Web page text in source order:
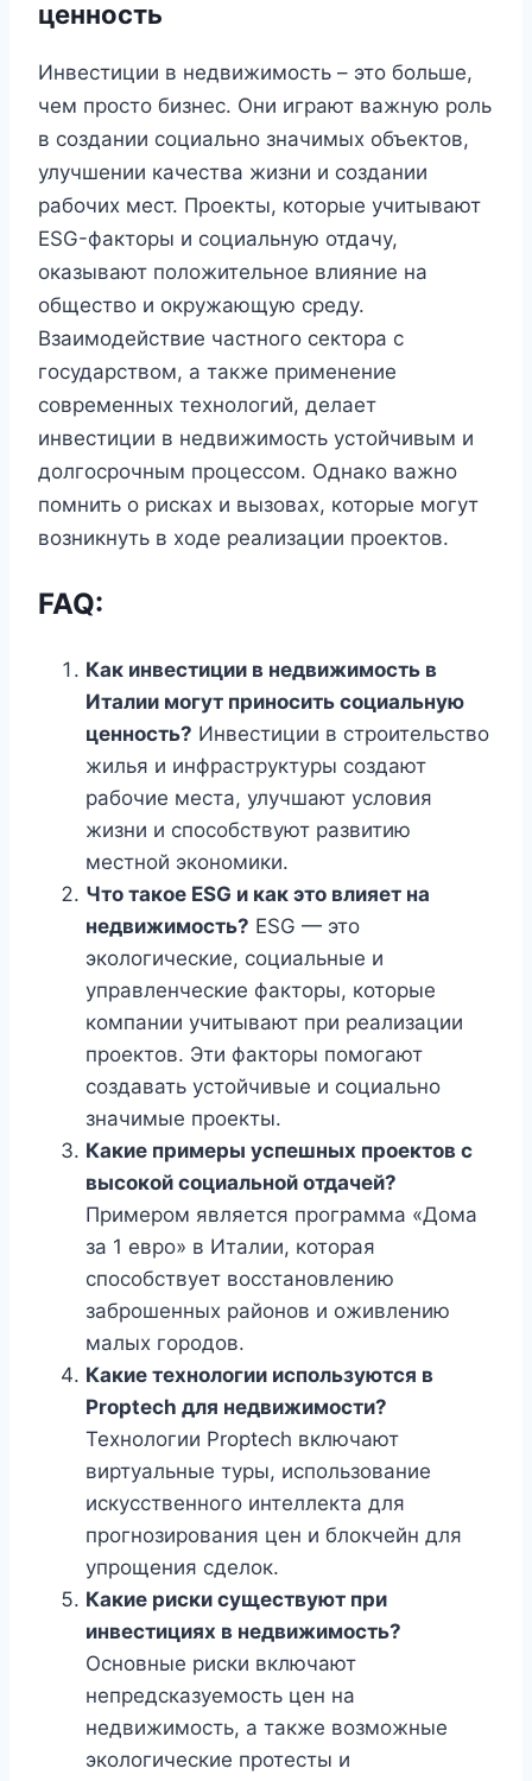
ценность
Инвестиции в недвижимость – это больше,
чем просто бизнес. Они играют важную роль
в создании социально значимых объектов,
улучшении качества жизни и создании
рабочих мест. Проекты, которые учитывают
ESG-факторы и социальную отдачу,
оказывают положительное влияние на
общество и окружающую среду.
Взаимодействие частного сектора с
государством, а также применение
современных технологий, делает
инвестиции в недвижимость устойчивым и
долгосрочным процессом. Однако важно
помнить о рисках и вызовах, которые могут
возникнуть в ходе реализации проектов.
FAQ:
Как инвестиции в недвижимость в
Италии могут приносить социальную
ценность? Инвестиции в строительство
жилья и инфраструктуры создают
рабочие места, улучшают условия
жизни и способствуют развитию
местной экономики.
Что такое ESG и как это влияет на
недвижимость? ESG — это
экологические, социальные и
управленческие факторы, которые
компании учитывают при реализации
проектов. Эти факторы помогают
создавать устойчивые и социально
значимые проекты.
Какие примеры успешных проектов с
высокой социальной отдачей?
Примером является программа «Дома
за 1 евро» в Италии, которая
способствует восстановлению
заброшенных районов и оживлению
малых городов.
Какие технологии используются в
Proptech для недвижимости?
Технологии Proptech включают
виртуальные туры, использование
искусственного интеллекта для
прогнозирования цен и блокчейн для
упрощения сделок.
Какие риски существуют при
инвестициях в недвижимость?
Основные риски включают
непредсказуемость цен на
недвижимость, а также возможные
экологические протесты и